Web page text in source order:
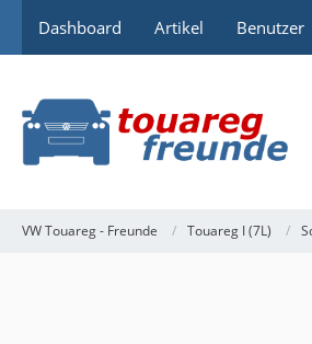
Dashboard Artikel Benutzer
VW Touareg - Freunde Touareg I (7L)